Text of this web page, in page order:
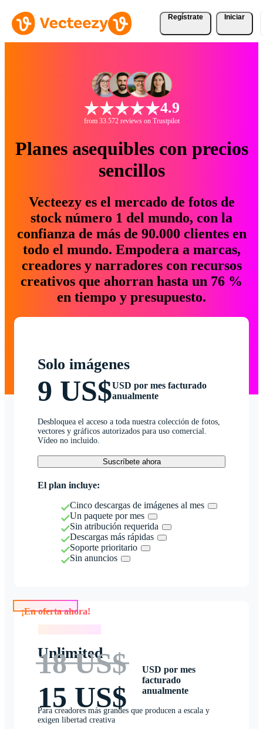
Regístrate Iniciar
4.9
from 33.572 reviews on Trustpilot
Planes asequibles con precios
sencillos
Vecteezy es el mercado de fotos de
stock número 1 del mundo, con la
confianza de más de 90.000 clientes en
todo el mundo. Empodera a marcas,
creadores y narradores con recursos
creativos que ahorran hasta un 76 %
en tiempo y presupuesto.
Solo imágenes
9 US$USD por mes facturado
anualmente
Desbloquea el acceso a toda nuestra colección de fotos,
vectores y gráficos autorizados para uso comercial.
Vídeo no incluido.
Suscríbete ahora
El plan incluye:
Cinco descargas de imágenes al mes
Un paquete por mes
Sin atribución requerida
Descargas más rápidas
Soporte prioritario
Sin anuncios
Unlimited
18 US$
15 US$
USD por mes
facturado
anualmente
Para creadores más grandes que producen a escala y
exigen libertad creativa